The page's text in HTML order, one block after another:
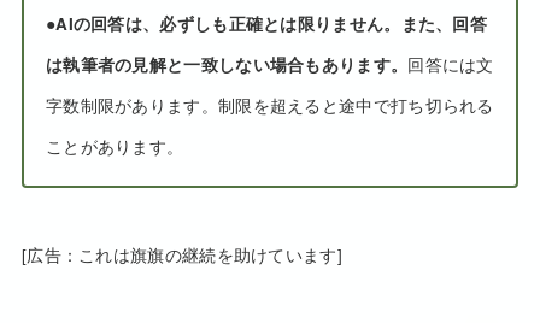
●AIの回答は、必ずしも正確とは限りません。また、回答
は執筆者の見解と一致しない場合もあります。 回答には文
字数制限があります。制限を超えると途中で打ち切られる
ことがあります。
[広告：これは旗旗の継続を助けています]